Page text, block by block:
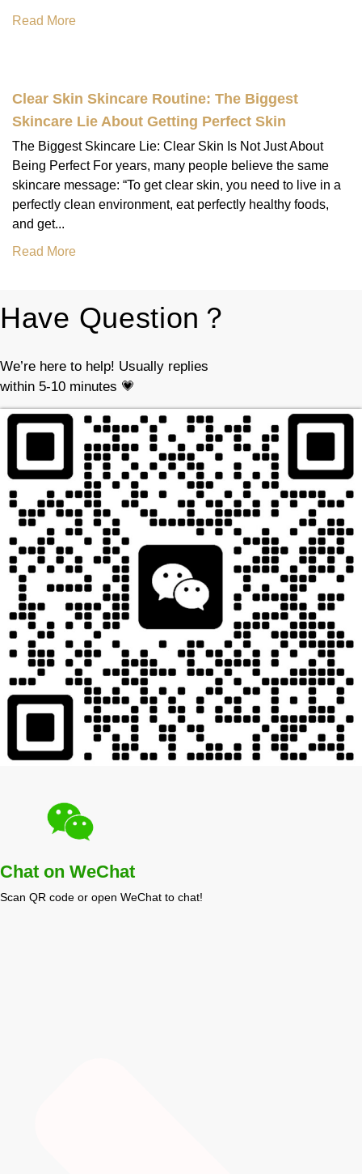
Read More
Clear Skin Skincare Routine: The Biggest
Skincare Lie About Getting Perfect Skin
The Biggest Skincare Lie: Clear Skin Is Not Just About
Being Perfect For years, many people believe the same
skincare message: “To get clear skin, you need to live in a
perfectly clean environment, eat perfectly healthy foods,
and get...
Read More
Have Question？
We’re here to help! Usually replies
within 5-10 minutes 💗
Chat on WeChat
Scan QR code or open WeChat to chat!